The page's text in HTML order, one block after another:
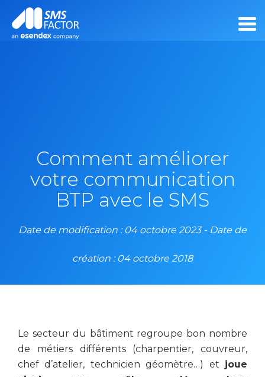
Comment améliorer
votre communication
BTP avec le SMS
Date de modification : 04 octobre 2023 - Date de
création : 04 octobre 2018
Le secteur du bâtiment regroupe bon nombre
de métiers différents (charpentier, couvreur,
chef d’atelier, technicien géomètre…) et joue